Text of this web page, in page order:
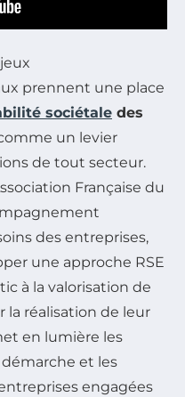
prennent une place
sociétale des
un levier
de tout secteur.
Française du
des entreprises,
une approche RSE
à la valorisation de
la réalisation de leur
en lumière les
et les
engagées